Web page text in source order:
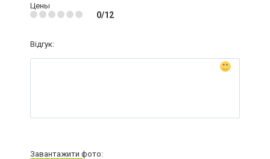
Цены
0/12
Відгук:
Завантажити фото: